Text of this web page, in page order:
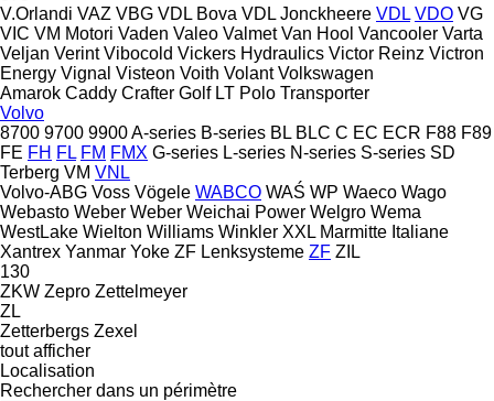
V.Orlandi VAZ VBG VDL Bova VDL Jonckheere VDL VDO VG
VIC VM Motori Vaden Valeo Valmet Van Hool Vancooler Varta
Veljan Verint Vibocold Vickers Hydraulics Victor Reinz Victron
Energy Vignal Visteon Voith Volant Volkswagen
Amarok Caddy Crafter Golf LT Polo Transporter
Volvo
8700 9700 9900A-series B-series BL BLC C EC ECR F88 F89
FE FH FL FM FMX G-series L-series N-series S-series SD
Terberg VM VNL
Volvo-ABG Voss Vögele WABCO WAŚ WP Waeco Wago
Webasto Weber Weber Weichai Power Welgro Wema
WestLake Wielton Williams Winkler XXL Marmitte Italiane
Xantrex Yanmar Yoke ZF Lenksysteme ZF ZIL
130
ZKW Zepro Zettelmeyer
ZL
Zetterbergs Zexel
tout afficher
Localisation
Rechercher dans un périmètre